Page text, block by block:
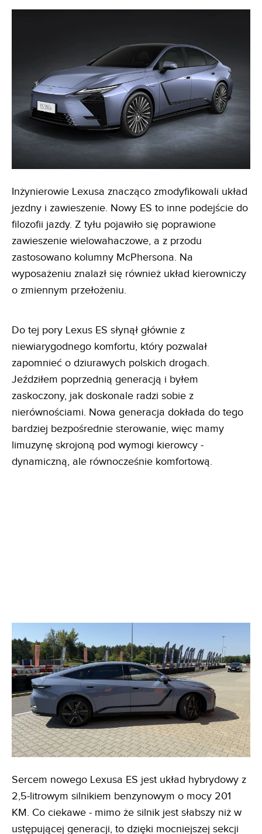
Inżynierowie Lexusa znacząco zmodyfikowali układ
jezdny i zawieszenie. Nowy ES to inne podejście do
filozofii jazdy. Z tyłu pojawiło się poprawione
zawieszenie wielowahaczowe, a z przodu
zastosowano kolumny McPhersona. Na
wyposażeniu znalazł się również układ kierowniczy
o zmiennym przełożeniu.
Do tej pory Lexus ES słynął głównie z
niewiarygodnego komfortu, który pozwalał
zapomnieć o dziurawych polskich drogach.
Jeździłem poprzednią generacją i byłem
zaskoczony, jak doskonale radzi sobie z
nierównościami. Nowa generacja dokłada do tego
bardziej bezpośrednie sterowanie, więc mamy
limuzynę skrojoną pod wymogi kierowcy -
dynamiczną, ale równocześnie komfortową.
Sercem nowego Lexusa ES jest układ hybrydowy z
2,5-litrowym silnikiem benzynowym o mocy 201
KM. Co ciekawe - mimo że silnik jest słabszy niż w
ustępującej generacji, to dzięki mocniejszej sekcji